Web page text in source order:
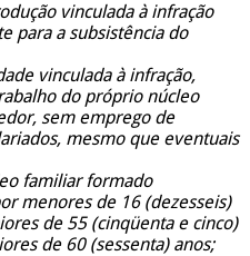
vinculada à infração
para a subsistência do
vinculada à infração,
do próprio núcleo
sem emprego de
mesmo que eventuais
familiar formado
menores de 16 (dezesseis)
de 55 (cinqüenta e cinco)
de 60 (sessenta) anos;